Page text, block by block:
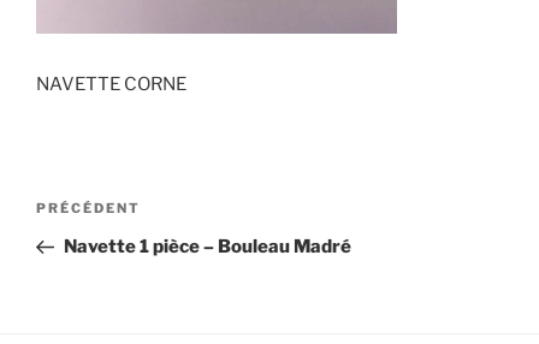
NAVETTE CORNE
Navigation
l’article
Article
précédent
PRÉCÉDENT
Navette 1 pièce – Bouleau Madré